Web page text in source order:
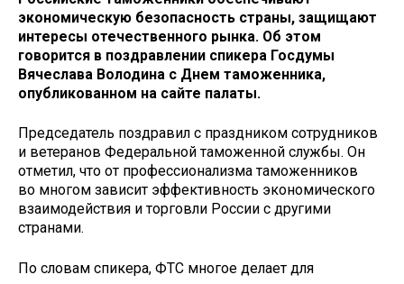
экономическую безопасность страны, защищают
интересы отечественного рынка. Об этом
говорится в поздравлении спикера Госдумы
Вячеслава Володина с Днем таможенника,
опубликованном на сайте палаты.
Председатель поздравил с праздником сотрудников
и ветеранов Федеральной таможенной службы. Он
отметил, что от профессионализма таможенников
во многом зависит эффективность экономического
взаимодействия и торговли России с другими
странами.
По словам спикера, ФТС многое делает для